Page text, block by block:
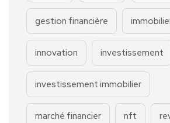
gestion financière
innovation investissement
investissement immobilier
marché financier nft